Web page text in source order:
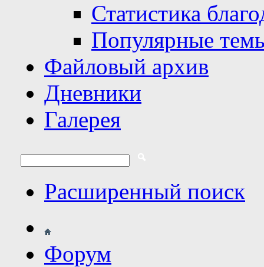
Статистика
Популярные
Файловый архив
Дневники
Галерея
Расширенный поиск
Форум